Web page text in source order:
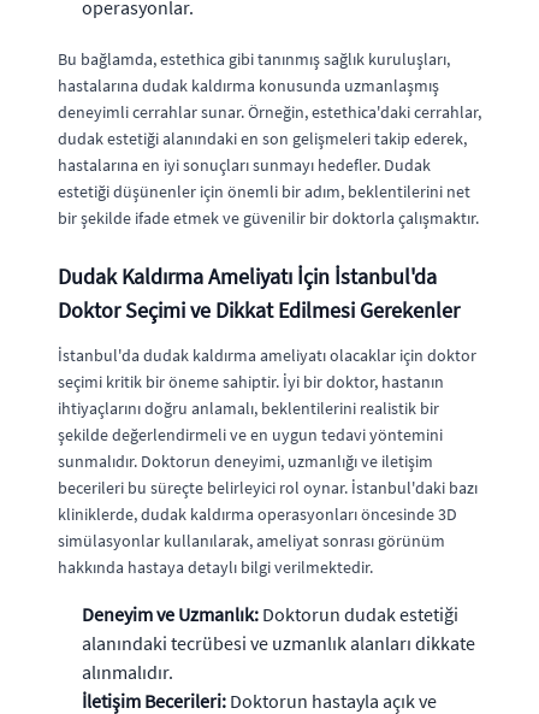
operasyonlar.
Bu bağlamda, estethica gibi tanınmış sağlık kuruluşları,
hastalarına dudak kaldırma konusunda uzmanlaşmış
deneyimli cerrahlar sunar. Örneğin, estethica'daki cerrahlar,
dudak estetiği alanındaki en son gelişmeleri takip ederek,
hastalarına en iyi sonuçları sunmayı hedefler. Dudak
estetiği düşünenler için önemli bir adım, beklentilerini net
bir şekilde ifade etmek ve güvenilir bir doktorla çalışmaktır.
Dudak Kaldırma Ameliyatı İçin İstanbul'da
Doktor Seçimi ve Dikkat Edilmesi Gerekenler
İstanbul'da dudak kaldırma ameliyatı olacaklar için doktor
seçimi kritik bir öneme sahiptir. İyi bir doktor, hastanın
ihtiyaçlarını doğru anlamalı, beklentilerini realistik bir
şekilde değerlendirmeli ve en uygun tedavi yöntemini
sunmalıdır. Doktorun deneyimi, uzmanlığı ve iletişim
becerileri bu süreçte belirleyici rol oynar. İstanbul'daki bazı
kliniklerde, dudak kaldırma operasyonları öncesinde 3D
simülasyonlar kullanılarak, ameliyat sonrası görünüm
hakkında hastaya detaylı bilgi verilmektedir.
Deneyim ve Uzmanlık: Doktorun dudak estetiği
alanındaki tecrübesi ve uzmanlık alanları dikkate
alınmalıdır.
İletişim Becerileri: Doktorun hastayla açık ve